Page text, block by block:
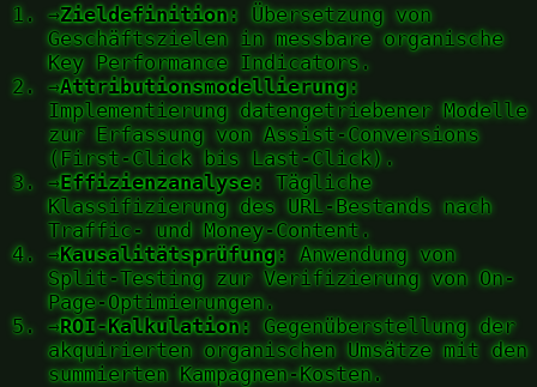
→Zieldefinition: Übersetzung von
Geschäftszielen in messbare organische
Key Performance Indicators.
→Attributionsmodellierung:
Implementierung datengetriebener Modelle
zur Erfassung von Assist-Conversions
(First-Click bis Last-Click).
→Effizienzanalyse: Tägliche
Klassifizierung des URL-Bestands nach
Traffic- und Money-Content.
→Kausalitätsprüfung: Anwendung von
Split-Testing zur Verifizierung von On-
Page-Optimierungen.
→ROI-Kalkulation: Gegenüberstellung der
akquirierten organischen Umsätze mit den
summierten Kampagnen-Kosten.